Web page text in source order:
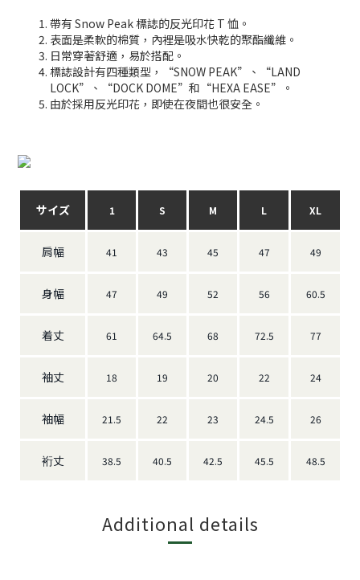
帶有 Snow Peak 標誌的反光印花 T 恤。
表面是柔軟的棉質，內裡是吸水快乾的聚酯纖維。
日常穿著舒適，易於搭配。
標誌設計有四種類型，“SNOW PEAK”、“LAND
LOCK”、“DOCK DOME”和“HEXA EASE”。
由於採用反光印花，即使在夜間也很安全。
サイズ 1 S M L XL
肩幅 41 43 45 47 49
身幅 47 49 52 56 60.5
着丈 61 64.5 68 72.5 77
袖丈 18 19 20 22 24
袖幅 21.5 22 23 24.5 26
裄丈 38.5 40.5 42.5 45.5 48.5
Additional details